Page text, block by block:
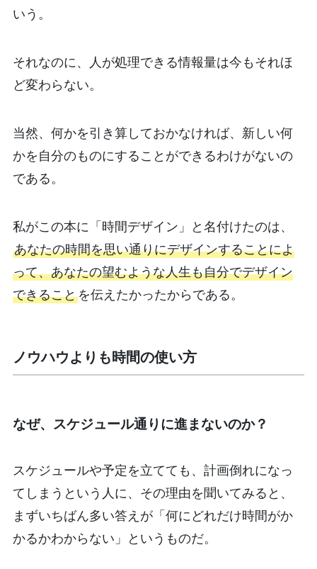
いう。
それなのに、人が処理できる情報量は今もそれほ
ど変わらない。
当然、何かを引き算しておかなければ、新しい何
かを自分のものにすることができるわけがないの
である。
私がこの本に「時間デザイン」と名付けたのは、
あなたの時間を思い通りにデザインすることによ
って、あなたの望むような人生も自分でデザイン
できることを伝えたかったからである。
ノウハウよりも時間の使い方
なぜ、スケジュール通りに進まないのか？
スケジュールや予定を立てても、計画倒れになっ
てしまうという人に、その理由を聞いてみると、
まずいちばん多い答えが「何にどれだけ時間がか
かるかわからない」というものだ。